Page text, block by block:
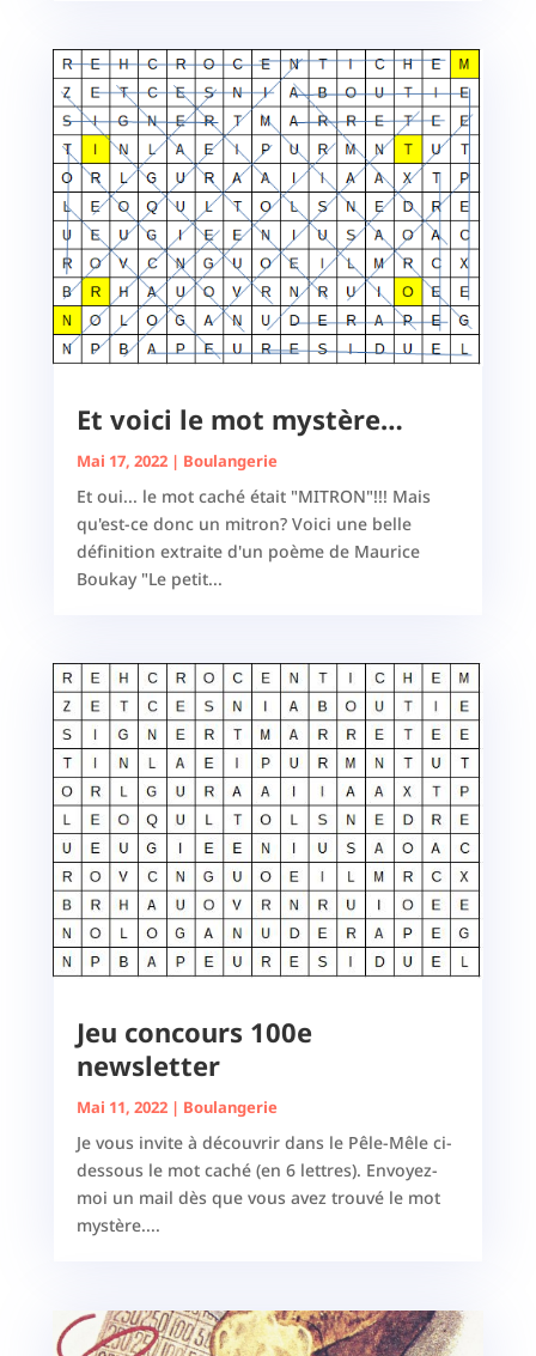
Et voici le mot mystère…
Mai 17, 2022| Boulangerie
Et oui... le mot caché était "MITRON"!!! Mais
qu'est-ce donc un mitron? Voici une belle
définition extraite d'un poème de Maurice
Boukay "Le petit...
Jeu concours 100e
newsletter
Mai 11, 2022| Boulangerie
Je vous invite à découvrir dans le Pêle-Mêle ci-
dessous le mot caché (en 6 lettres). Envoyez-
moi un mail dès que vous avez trouvé le mot
mystère....